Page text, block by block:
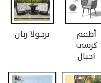
أطقم
كرسي
احبال
برجولا رتان